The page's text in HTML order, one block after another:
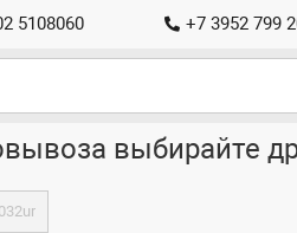
5108060 +7 3952 799
выбирайте